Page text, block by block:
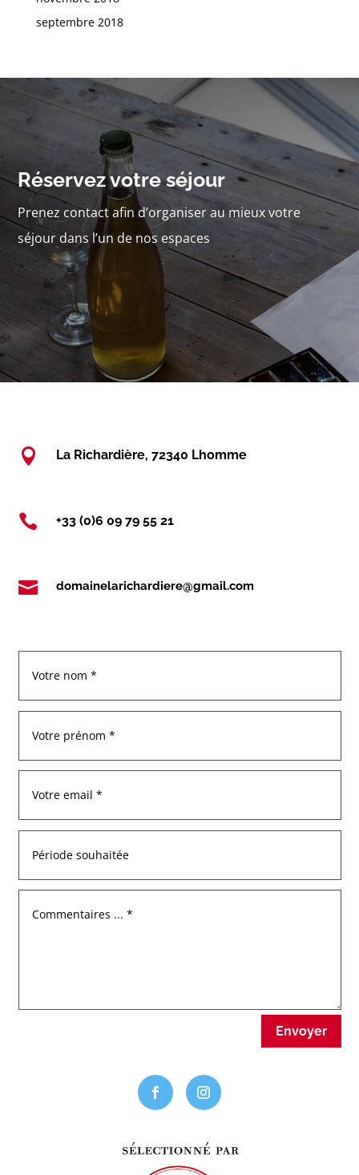
septembre 2018
Réservez votre séjour
Prenez contact afin d’organiser au mieux votre
séjour dans l’un de nos espaces
 La Richardière, 72340 Lhomme
 +33 (0)6 09 79 55 21
 domainelarichardiere@gmail.com
Envoyer